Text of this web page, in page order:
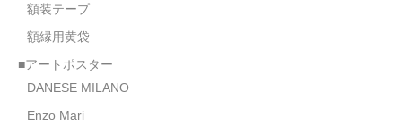
額装テープ
額縁用黄袋
■アートポスター
DANESE MILANO
Enzo Mari